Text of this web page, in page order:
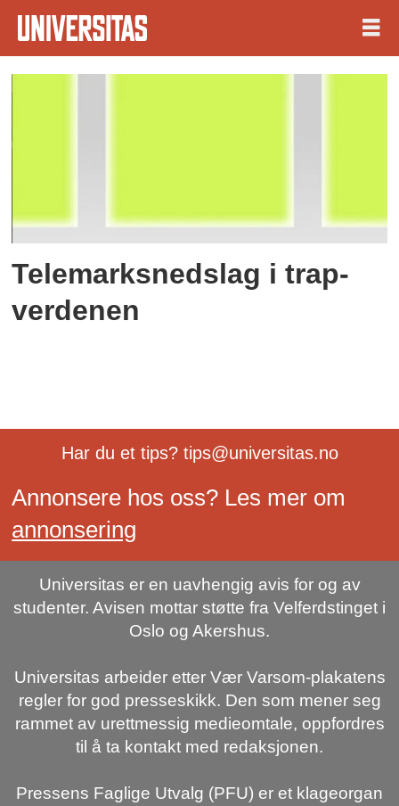
Tag:
hc
Telemarksnedslag i trap-
verdenen
Har du et tips? tips@universitas.no
Annonsere hos oss? Les mer om
annonsering
Universitas er en uavhengig avis for og av
studenter. Avisen mottar støtte fra Velferdstinget i
Oslo og Akershus.
Universitas arbeider etter Vær Varsom-plakatens
regler for god presseskikk. Den som mener seg
rammet av urettmessig medieomtale, oppfordres
til å ta kontakt med redaksjonen.
Pressens Faglige Utvalg (PFU) er et klageorgan